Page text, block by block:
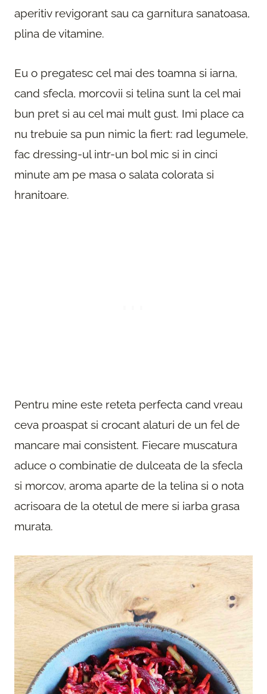
aperitiv revigorant sau ca garnitura sanatoasa,
plina de vitamine.
Eu o pregatesc cel mai des toamna si iarna,
cand sfecla, morcovii si telina sunt la cel mai
bun pret si au cel mai mult gust. Imi place ca
nu trebuie sa pun nimic la fiert: rad legumele,
fac dressing-ul intr-un bol mic si in cinci
minute am pe masa o salata colorata si
hranitoare.
Pentru mine este reteta perfecta cand vreau
ceva proaspat si crocant alaturi de un fel de
mancare mai consistent. Fiecare muscatura
aduce o combinatie de dulceata de la sfecla
si morcov, aroma aparte de la telina si o nota
acrisoara de la otetul de mere si iarba grasa
murata.